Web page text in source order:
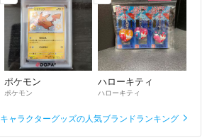
ポケモン
ポケモン
ハローキティ
ハローキティ
キャラクターグッズの人気ブランドランキング